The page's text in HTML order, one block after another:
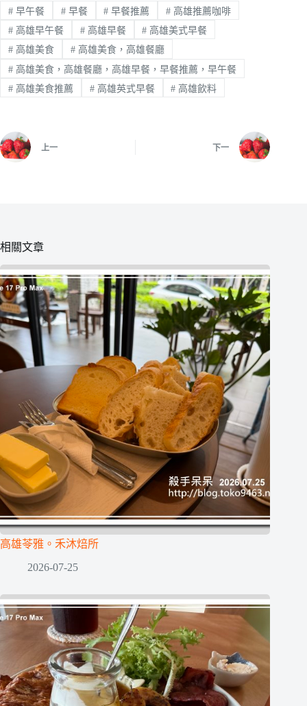
#早午餐 #早餐 # 早餐推薦 # 高雄推薦咖啡
#高雄早午餐 #高雄早餐 # 高雄美式早餐
#高雄美食 #高雄美食，高雄餐廳
#高雄美食，高雄餐廳，高雄早餐，早餐推薦，早午餐
#高雄美食推薦 #高雄英式早餐 # 高雄飲料
上一 下一
相關文章
高雄苓雅。禾沐焙所
2026-07-25